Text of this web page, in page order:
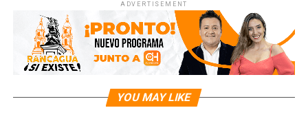
ADVERTISEMENT
YOU MAY LIKE